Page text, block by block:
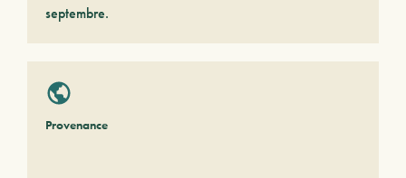
septembre.
Provenance